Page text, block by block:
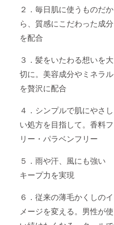
２．毎日肌に使うものだか
ら、質感にこだわった成分
を配合
３．髪をいたわる想いを大
切に。美容成分やミネラル
を贅沢に配合
４．シンプルで肌にやさし
い処方を目指して。香料フ
リー・パラベンフリー
５．雨や汗、風にも強い
キープ力を実現
６．従来の薄毛かくしのイ
メージを変える。男性が使